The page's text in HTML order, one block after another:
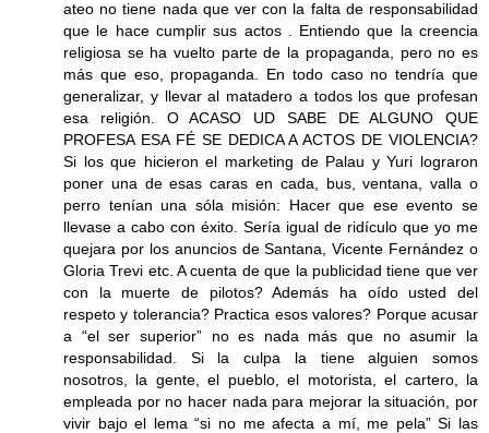
ateo no tiene nada que ver con la falta de responsabilidad
que le hace cumplir sus actos . Entiendo que la creencia
religiosa se ha vuelto parte de la propaganda, pero no es
más que eso, propaganda. En todo caso no tendría que
generalizar, y llevar al matadero a todos los que profesan
esa religión. O ACASO UD SABE DE ALGUNO QUE
PROFESA ESA FÉ SE DEDICA A ACTOS DE VIOLENCIA?
Si los que hicieron el marketing de Palau y Yuri lograron
poner una de esas caras en cada, bus, ventana, valla o
perro tenían una sóla misión: Hacer que ese evento se
llevase a cabo con éxito. Sería igual de ridículo que yo me
quejara por los anuncios de Santana, Vicente Fernández o
Gloria Trevi etc. A cuenta de que la publicidad tiene que ver
con la muerte de pilotos? Además ha oído usted del
respeto y tolerancia? Practica esos valores? Porque acusar
a “el ser superior” no es nada más que no asumir la
responsabilidad. Si la culpa la tiene alguien somos
nosotros, la gente, el pueblo, el motorista, el cartero, la
empleada por no hacer nada para mejorar la situación, por
vivir bajo el lema “si no me afecta a mí, me pela” Si las